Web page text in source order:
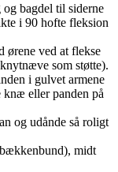
bagdel til siderne
i 90 hofte fleksion
ørene ved at flekse
som støtte).
i gulvet armene
eller panden på
og udånde så roligt
midt